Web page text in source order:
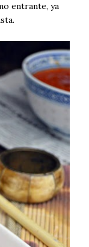
entrante, ya